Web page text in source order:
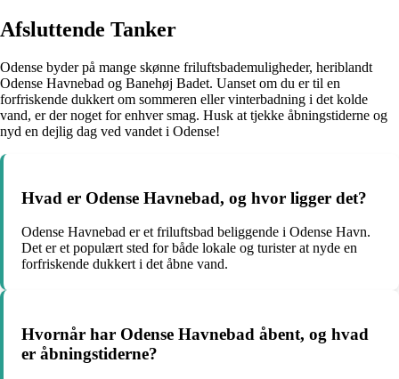
Afsluttende Tanker
Odense byder på mange skønne friluftsbademuligheder, heriblandt
Odense Havnebad og Banehøj Badet. Uanset om du er til en
forfriskende dukkert om sommeren eller vinterbadning i det kolde
vand, er der noget for enhver smag. Husk at tjekke åbningstiderne og
nyd en dejlig dag ved vandet i Odense!
Hvad er Odense Havnebad, og hvor ligger det?
Odense Havnebad er et friluftsbad beliggende i Odense Havn.
Det er et populært sted for både lokale og turister at nyde en
forfriskende dukkert i det åbne vand.
Hvornår har Odense Havnebad åbent, og hvad
er åbningstiderne?